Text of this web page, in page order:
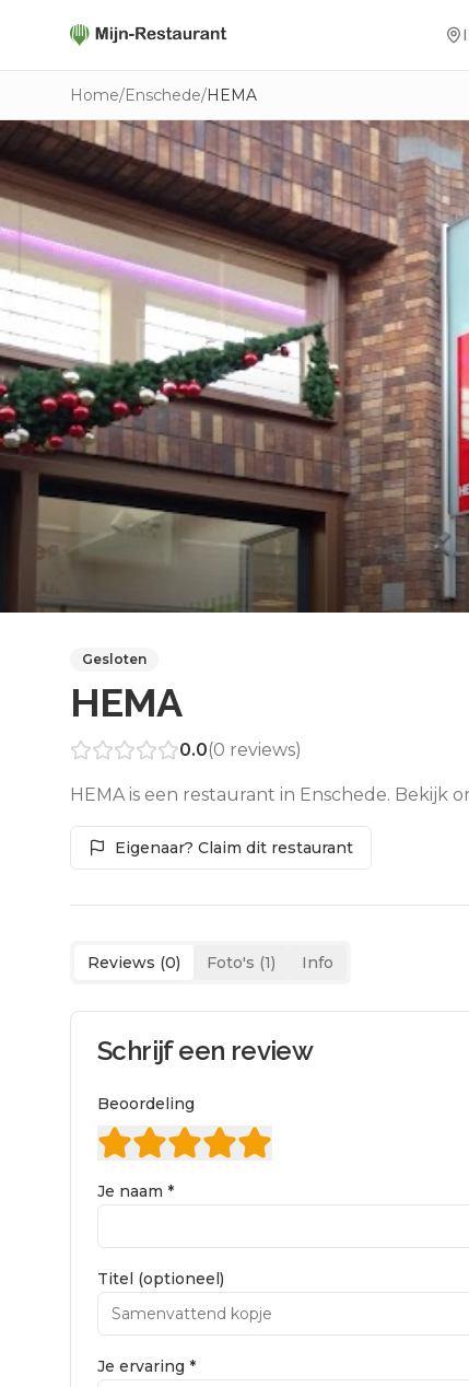
Home/Enschede/HEMA
Gesloten
HEMA
0.0(0 reviews)
HEMA is een restaurant in Enschede. Bekijk
Eigenaar? Claim dit restaurant
Reviews (0) Foto's (1) Info
Schrijf een review
Beoordeling
Je naam *
Titel (optioneel)
Je ervaring *